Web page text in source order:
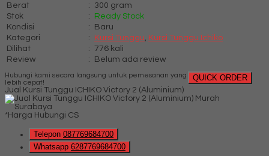
Berat
:
300 gram
Stok
:
Ready Stock
Kondisi
:
Baru
Kategori
: Kursi Tunggu Kursi Tunggu Ichiko
Dilihat
: 776 kali
Review
: Belum ada review
QUICK ORDER
Hubungi kami secara langsung untuk pemesanan yang
lebih cepat!
Jual Kursi Tunggu ICHIKO Victory 2 (Aluminium)
*Harga Hubungi CS
Telepon 087769684700
Whatsapp 6287769684700